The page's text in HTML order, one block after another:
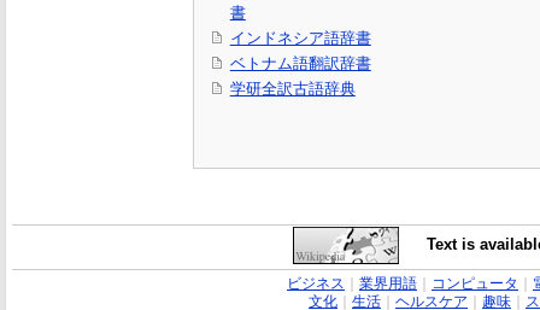
書
インドネシア語辞書
ベトナム語翻訳辞書
学研全訳古語辞典
Text is
ビジネス 業界用語｜ コンピュータ
文化｜ 生活｜ ヘルスケア 趣味｜